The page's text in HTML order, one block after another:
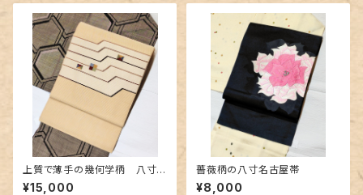
上質で薄手の幾何学柄 八寸
の名古屋帯
¥15,000
薔薇柄の八寸名古屋帯
¥8,000